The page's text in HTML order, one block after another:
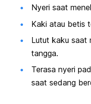
Nyeri saat
Kaki atau betis
Lutut kaku saat
tangga.
Terasa nyeri
saat sedang